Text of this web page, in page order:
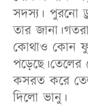
সদস্য। পুরনো
তার
কোথাও কোন
কসরত করে
দিলো ভানু।